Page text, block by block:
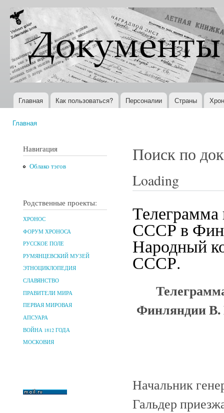
Документы
XX века
Всемирная
история в
Интернете
Главное меню
Главная Как пользоваться? Персоналии Страны
Главная
Навигация
Облако тэгов
Родственные проекты:
ХРОНОС
ФОРУМ ХРОНОСА
РУССКОЕ ПОЛЕ
РУМЯНЦЕВСКИЙ МУЗЕЙ
ЭТНОЦИКЛОПЕДИЯ
СЛАВЯНСТВО
ПРАВИТЕЛИ МИРА
ПЕРВАЯ МИРОВАЯ
АПСУАРА
ВОЙНА 1812 ГОДА
МОСКОВИЯ
Поиск по
Loading
Телеграмма
СССР в
Народный
СССР.
Финляндии В.
Начальник
Гальдер